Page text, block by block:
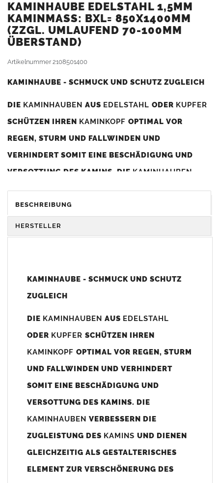
KAMINHAUBE EDELSTAHL 1,5MM
KAMINMASS: BXL= 850X1400MM (
ZZGL. UMLAUFEND 70-100MM Ü
BERSTAND)
Artikelnummer2108501400
KAMINHAUBE - SCHMUCK UND SCHUTZ ZUGLEICH
DIE KAMINHAUBEN AUS EDELSTAHL ODER KUPFER
SCHÜTZEN IHREN KAMINKOPF OPTIMAL VOR
REGEN, STURM UND FALLWINDEN UND
VERHINDERT SOMIT EINE BESCHÄDIGUNG UND
VERSOTTUNG DES KAMINS. DIE KAMINHAUBEN
DIENEN GLEICHZEITIG ALS GESTALTERISCHES
ELEMENT ZUR VERSCHÖNERUNG DES BAUWERKS.
Unsere Maßangaben beziehen sich immer auf das
800mm x 740-800mm angefertigt (siehe Bild/Zeichnung unten).
angefertigt werden (bitte anfragen).
(siehe Bild/Zeichnung unten) angefertigt. Sollten die Bohrungen
nicht passen dann bitte "ohne"Bohrungen (Auswahlfeld)
bis 500mm Kaminbreite: Abstand vom Kaminrand ca.
80mm
BESCHREIBUNG
HERSTELLER
KAMINHAUBE - SCHMUCK UND SCHUTZ
ZUGLEICH
DIE KAMINHAUBEN AUS EDELSTAHL
ODER KUPFER SCHÜTZEN IHREN
KAMINKOPF OPTIMAL VOR REGEN, STURM
UND FALLWINDEN UND VERHINDERT
SOMIT EINE BESCHÄDIGUNG UND
VERSOTTUNG DES KAMINS. DIE
KAMINHAUBEN VERBESSERN DIE
ZUGLEISTUNG DES KAMINS UND DIENEN
GLEICHZEITIG ALS GESTALTERISCHES
ELEMENT ZUR VERSCHÖNERUNG DES